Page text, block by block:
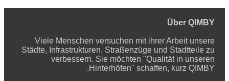
Über QIMBY
Viele Menschen versuchen mit ihrer Arbeit unsere
Städte, Infrastrukturen, Straßenzüge und Stadtteile zu
verbessern. Sie möchten "Qualität in unseren
Hinterhöfen" schaffen, kurz QIMBY.